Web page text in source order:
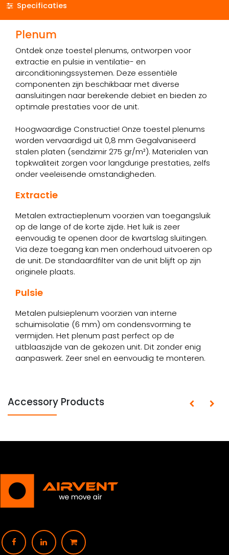
Specificaties
Plenum
Ontdek onze toestel plenums, ontworpen voor
extractie en pulsie in ventilatie- en
airconditioningssystemen. Deze essentiële
componenten zijn beschikbaar met diverse
aansluitingen naar berekende debiet en bieden zo
optimale prestaties voor de unit.
Hoogwaardige Constructie! Onze toestel plenums
worden vervaardigd uit 0,8 mm Gegalvaniseerd
stalen platen (sendzimir 275 gr/m²). Materialen van
topkwaliteit zorgen voor langdurige prestaties, zelfs
onder veeleisende omstandigheden.
Extractie
Metalen extractieplenum voorzien van toegangsluik
op de lange of de korte zijde. Het luik is zeer
eenvoudig te openen door de kwartslag sluitingen.
Via deze toegang kan men onderhoud uitvoeren op
de unit. De standaardfilter van de unit blijft op zijn
originele plaats.
Pulsie
Metalen pulsieplenum voorzien van interne
schuimisolatie (6 mm) om condensvorming te
vermijden. Het plenum past perfect op de
uitblaaszijde van de gekozen unit. Dit zonder enig
aanpaswerk. Zeer snel en eenvoudig te monteren.
Accessory Products